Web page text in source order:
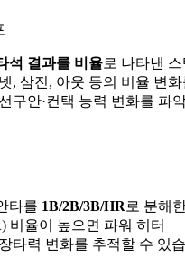
석 결과를 비율로 나타낸
, 삼진, 아웃 등의 비율 변화
구안·컨택 능력 변화를 파
타를 1B/2B/3B/HR로 분해
비율이 높으면 파워 히터
타력 변화를 추적할 수 있